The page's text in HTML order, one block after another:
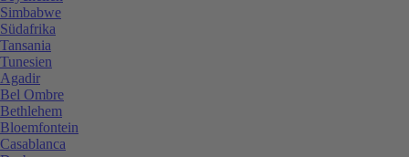
Simbabwe
Südafrika
Tansania
Tunesien
Agadir
Bel Ombre
Bethlehem
Bloemfontein
Casablanca